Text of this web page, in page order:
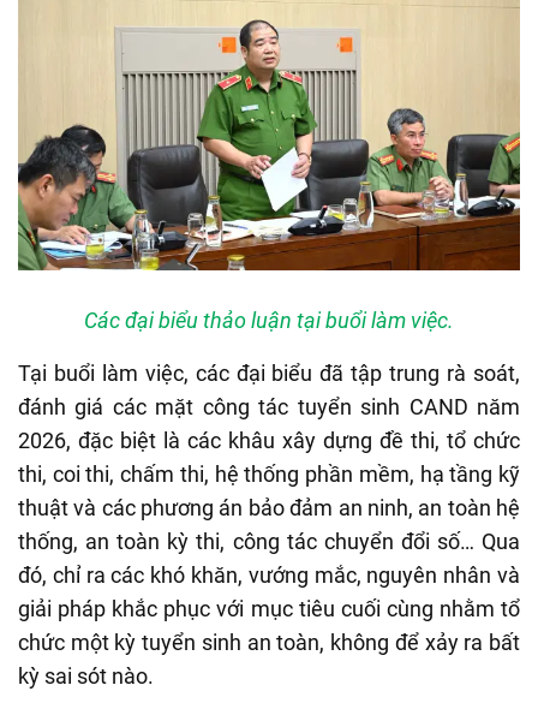
Các đại biểu thảo luận tại buổi làm việc.
Tại buổi làm việc, các đại biểu đã tập trung rà soát,
đánh giá các mặt công tác tuyển sinh CAND năm
2026, đặc biệt là các khâu xây dựng đề thi, tổ chức
thi, coi thi, chấm thi, hệ thống phần mềm, hạ tầng kỹ
thuật và các phương án bảo đảm an ninh, an toàn hệ
thống, an toàn kỳ thi, công tác chuyển đổi số… Qua
đó, chỉ ra các khó khăn, vướng mắc, nguyên nhân và
giải pháp khắc phục với mục tiêu cuối cùng nhằm tổ
chức một kỳ tuyển sinh an toàn, không để xảy ra bất
kỳ sai sót nào.